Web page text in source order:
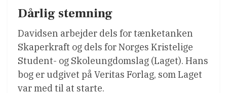
Dårlig stemning
Davidsen arbejder dels for tænketanken
Skaperkraft og dels for Norges Kristelige
Student- og Skoleungdomslag (Laget). Hans
bog er udgivet på Veritas Forlag, som Laget
var med til at starte.